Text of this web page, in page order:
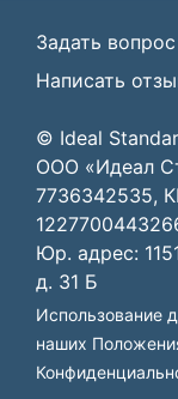
Задать вопрос
Написать
© Ideal
ООО «Идеал
7736342535,
Юр. адрес:
д. 31 Б
Использование
наших